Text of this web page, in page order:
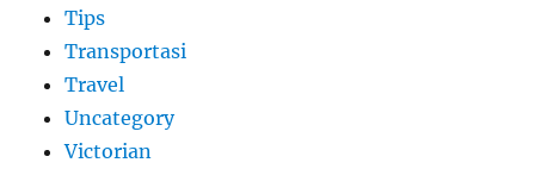
Tips
Transportasi
Travel
Uncategory
Victorian